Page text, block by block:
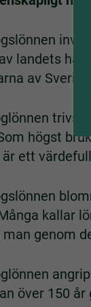
landets
av
trivs
högst
är ett
kallar
man genom
över 150